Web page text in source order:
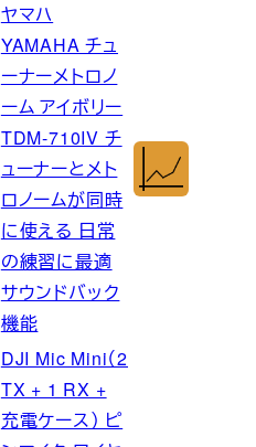
ヤマハ
YAMAHA チュ
ーナーメトロノ
ーム アイボリー
TDM-710IV チ
ューナーとメト
ロノームが同時
に使える 日常
の練習に最適
サウンドバック
機能
DJI Mic Mini（2
TX + 1 RX +
充電ケース） ピ